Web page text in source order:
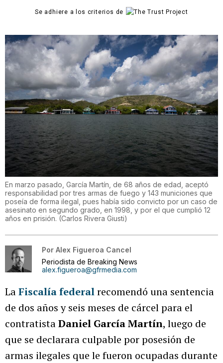
Se adhiere a los criterios de
En marzo pasado, García Martín, de 68 años de edad, aceptó
responsabilidad por tres armas de fuego y 143 municiones que
poseía de forma ilegal, pues había sido convicto por un caso de
asesinato en segundo grado, en 1998, y por el que cumplió 12
años en prisión. (Carlos Rivera Giusti)
Por Alex Figueroa Cancel
Periodista de Breaking News
alex.figueroa@gfrmedia.com
LaFiscalía federalrecomendó una sentencia
de dos años y seis meses de cárcel para el
contratistaDaniel García Martín, luego de
que se declarara culpable por posesión de
armas ilegales que le fueron ocupadas durante